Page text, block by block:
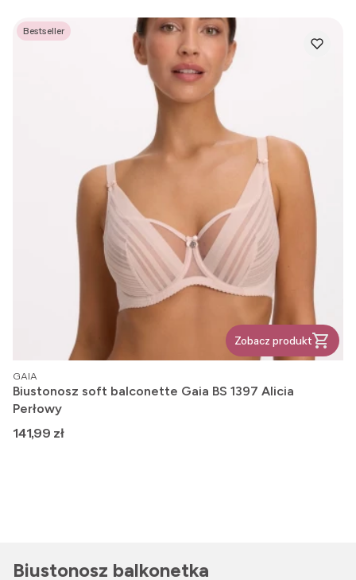
Bestseller
Zobacz produkt
PRODUCENT
GAIA
Biustonosz soft balconette Gaia BS 1397 Alicia
Perłowy
Cena
141,99 zł
Biustonosz balkonetka